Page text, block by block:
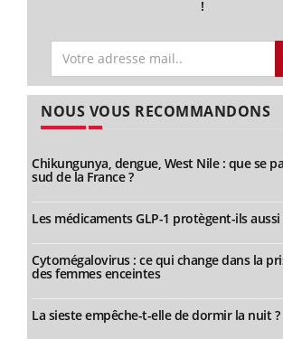
!
NOUS VOUS RECOMMANDONS
Chikungunya, dengue, West Nile : que se
sud de la France ?
Les médicaments GLP-1 protègent-ils aussi
Cytomégalovirus : ce qui change dans la
des femmes enceintes
La sieste empêche-t-elle de dormir la nuit ?